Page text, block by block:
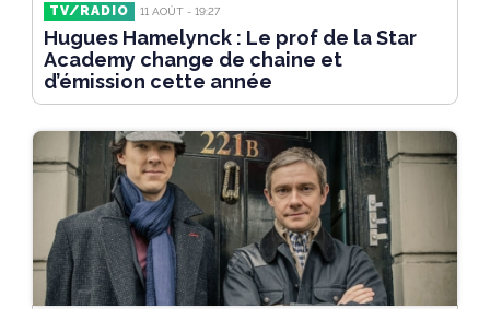
TV/RADIO 11 AOÛT - 19:27
Hugues Hamelynck : Le prof de la Star
Academy change de chaine et
d’émission cette année